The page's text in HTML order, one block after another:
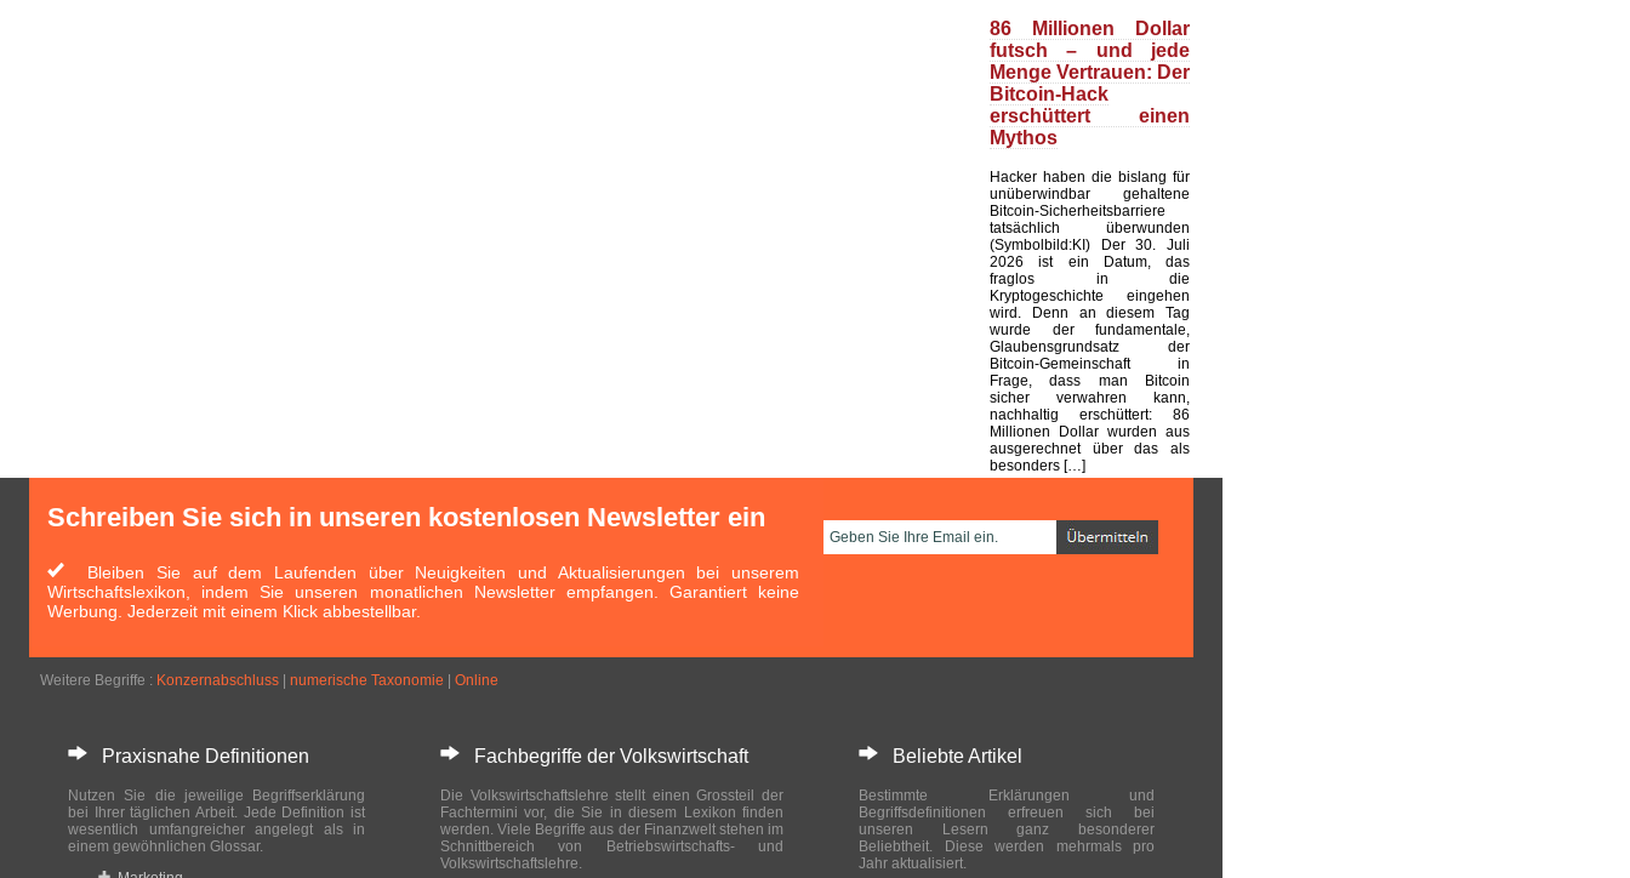
86 Millionen Dollar
futsch – und jede
Menge Vertrauen: Der
Bitcoin-Hack
erschüttert einen
Mythos
Hacker haben die bislang für
unüberwindbar gehaltene
Bitcoin-Sicherheitsbarriere
tatsächlich überwunden
(Symbolbild:KI) Der 30. Juli
2026 ist ein Datum, das
fraglos in die
Kryptogeschichte eingehen
wird. Denn an diesem Tag
wurde der fundamentale,
Glaubensgrundsatz der
Bitcoin-Gemeinschaft in
Frage, dass man Bitcoin
sicher verwahren kann,
nachhaltig erschüttert: 86
Millionen Dollar wurden aus
ausgerechnet über das als
besonders […]
Schreiben Sie sich in unseren kostenlosen Newsletter ein
Bleiben Sie auf dem Laufenden über Neuigkeiten und Aktualisierungen bei unserem
Wirtschaftslexikon, indem Sie unseren monatlichen Newsletter empfangen. Garantiert keine
Werbung. Jederzeit mit einem Klick abbestellbar.
Weitere Begriffe : Konzernabschluss numerische Taxonomie Online
Praxisnahe Definitionen
Nutzen Sie die jeweilige Begriffserklärung
bei Ihrer täglichen Arbeit. Jede Definition ist
wesentlich umfangreicher angelegt als in
einem gewöhnlichen Glossar.
Fachbegriffe der Volkswirtschaft
Die Volkswirtschaftslehre stellt einen Grossteil der
Fachtermini vor, die Sie in diesem Lexikon finden
werden. Viele Begriffe aus der Finanzwelt stehen im
Schnittbereich von Betriebswirtschafts- und
Volkswirtschaftslehre.
Beliebte Artikel
Bestimmte Erklärungen und
Begriffsdefinitionen erfreuen sich bei
unseren Lesern ganz besonderer
Beliebtheit. Diese werden mehrmals pro
Jahr aktualisiert.